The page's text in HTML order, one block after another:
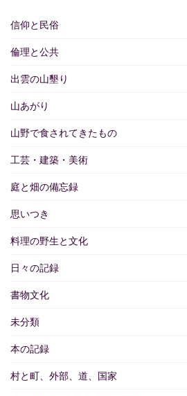
信仰と民俗
倫理と公共
出雲の山墾り
山あがり
山野で食されてきたもの
工芸・建築・美術
庭と畑の備忘録
思いつき
料理の野生と文化
日々の記録
書物文化
未分類
本の記録
村と町、外部、道、国家